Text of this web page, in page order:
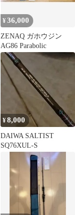
¥36,000
ZENAQ ガホウジン
AG86 Parabolic
¥8,000
DAIWA SALTIST
SQ76XUL-S